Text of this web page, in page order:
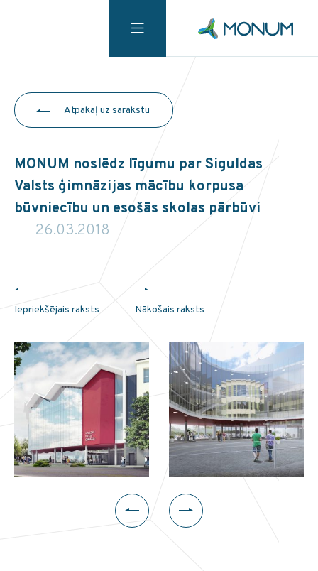
Atpakaļ uz sarakstu
MONUM noslēdz līgumu par Siguldas
Valsts ģimnāzijas mācību korpusa
būvniecību un esošās skolas pārbūvi
26.03.2018
Iepriekšējais raksts Nākošais raksts